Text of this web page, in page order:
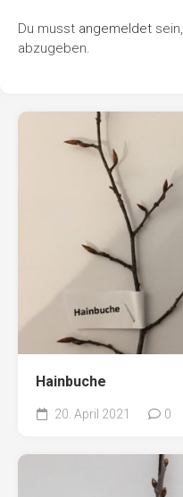
Du musst angemeldet
abzugeben.
Hainbuche
20. April 2021 0